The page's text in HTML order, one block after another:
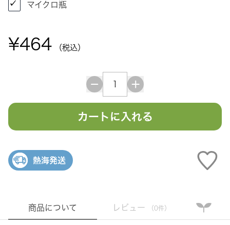
マイクロ瓶
¥464 （税込）
カートに入れる
熱海発送
商品について レビュー （0件）